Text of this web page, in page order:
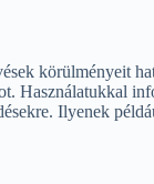
körülményeit
Használatukkal
Ilyenek